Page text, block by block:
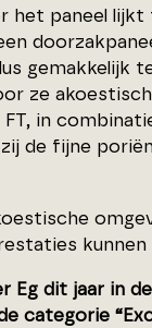
het paneel
gemakkelijk
ze
in
de fijne
kunnen
Eg dit jaar in
categorie